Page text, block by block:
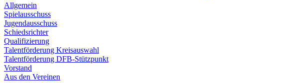
Allgemein
Spielausschuss
Jugendausschuss
Schiedsrichter
Qualifizierung
Talentförderung Kreisauswahl
Talentförderung DFB-Stützpunkt
Vorstand
Aus den Vereinen